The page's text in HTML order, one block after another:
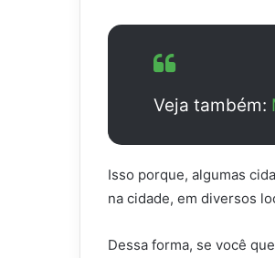
Veja também:
Isso porque, algumas
na cidade, em diversos
Dessa forma, se você